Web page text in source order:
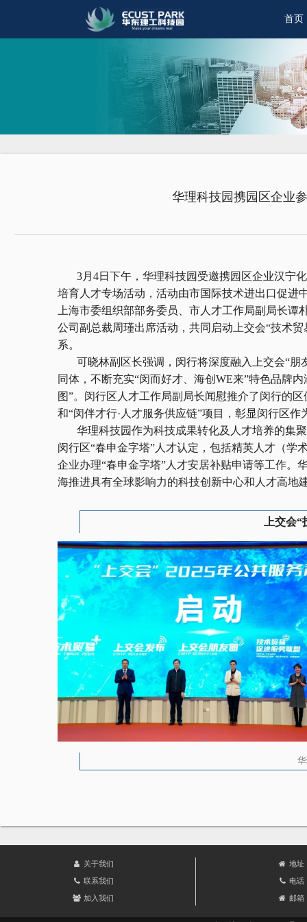
华理科技园携园区企业
3月4日下午，华理科技园受邀携园区企业汉宁化
培育人才专场活动，活动由市国际技术进出口促进
上海市委组织部部务委员、市人才工作局副局长
公司副总裁周瑾出席活动，共同启动上交会“技术
系。
可晓林副区长强调，闵行将深度融入上交会“朋
同体，不断充实“闵而好才、海创WE来”特色品牌
图”。闵行区人才工作局副局长闻慰推介了闵行的
和“闵伴才行·人才服务供应链”项目，彰显闵行区
华理科技园作为科技成果转化及人才培养的集聚
闵行区“春申金字塔”人才认定，包括精英人才（
企业办理“春申金字塔”人才安居补贴申请等工作。
海推进具有全球影响力的科技创新中心和人才高地
上交会
关于我们
联系我们
加入我们
地址
电话
邮箱
首页